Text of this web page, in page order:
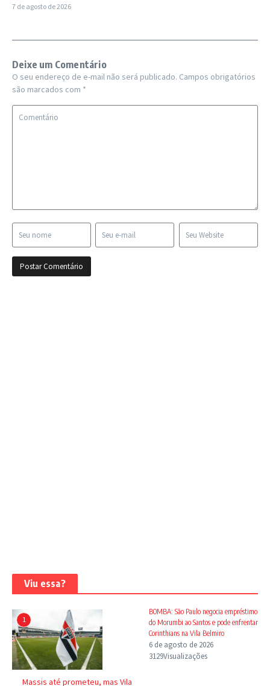
7 de agosto de 2026
Deixe um Comentário
O seu endereço de e-mail não será publicado. Campos obrigatórios
são marcados com *
Viu essa?
1
Massis até prometeu, mas Vila
BOMBA: São Paulo negocia empréstimo
do Morumbi ao Santos e pode enfrentar
Corinthians na Vila Belmiro
6 de agosto de 2026
3129Visualizações